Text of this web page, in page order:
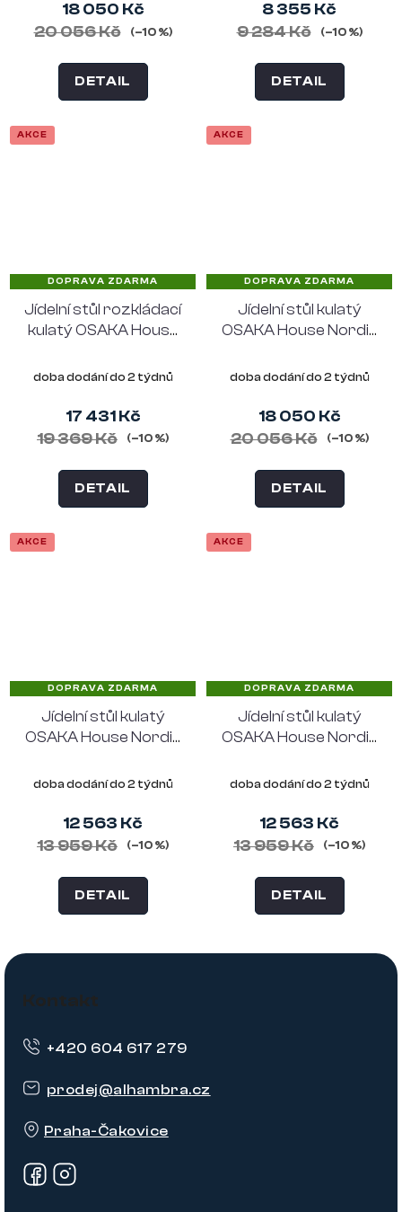
18 050 Kč
20 056 Kč
(–10 %)
DETAIL
8 355 Kč
9 284 Kč
(–10 %)
DETAIL
AKCE
DOPRAVA ZDARMA
Jídelní stůl rozkládací
kulatý OSAKA House
max. délka 200 cm,
doba dodání do 2 týdnů
17 431 Kč
19 369 Kč
(–10 %)
DETAIL
AKCE
DOPRAVA ZDARMA
Jídelní stůl kulatý
OSAKA House Nordic
doba dodání do 2 týdnů
18 050 Kč
20 056 Kč
(–10 %)
DETAIL
AKCE
DOPRAVA ZDARMA
Jídelní stůl kulatý
OSAKA House Nordic
dub
doba dodání do 2 týdnů
12 563 Kč
13 959 Kč
(–10 %)
DETAIL
AKCE
DOPRAVA ZDARMA
Jídelní stůl kulatý
OSAKA House Nordic
doba dodání do 2 týdnů
12 563 Kč
13 959 Kč
(–10 %)
DETAIL
Z
Kontakt
prodej@alhambra.cz
Praha-Čakovice
+420 604 617 279